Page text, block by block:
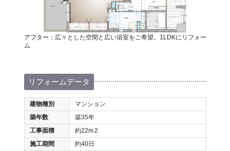
アフター：広々とした空間と広い浴室をご希望。1LDKにリフォー
ム
リフォームデータ
建物種別
マンション
築年数
築35年
工事面積
約22m2
施工期間
約40日